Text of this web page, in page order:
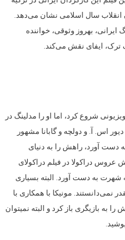
انقلاب سال اسلامی نشان می‌دهد.
ایرانی، بهروز وثوقی، خواننده
ترک، ایفای نقش می‌کند.
شروع کرد، اما او را مدلینگ در
اس. آ. و دولچه و گابانا مشهور
دست آورد، راهش را به دنیای
عروس دراکولا در فیلم دراکولای
شهرت به دست آورد. البته بسیاری
نمی‌دانستند. مونیکا با همکاری با
به بازیگری باز کرد و البته نمیتوان